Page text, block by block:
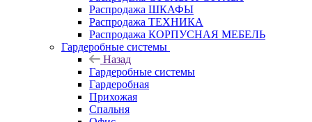
Распродажа ШКАФЫ
Распродажа ТЕХНИКА
Распродажа КОРПУСНАЯ МЕБЕЛЬ
Гардеробные системы
Назад
Гардеробные системы
Гардеробная
Прихожая
Спальня